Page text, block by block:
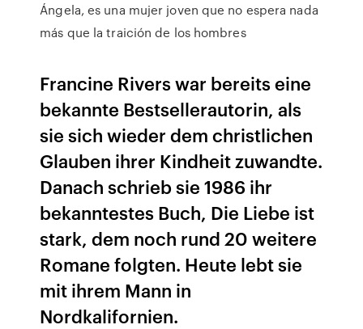
Ángela, es una mujer joven que no espera nada
más que la traición de los hombres
Francine Rivers war bereits eine
bekannte Bestsellerautorin, als
sie sich wieder dem christlichen
Glauben ihrer Kindheit zuwandte.
Danach schrieb sie 1986 ihr
bekanntestes Buch, Die Liebe ist
stark, dem noch rund 20 weitere
Romane folgten. Heute lebt sie
mit ihrem Mann in
Nordkalifornien.